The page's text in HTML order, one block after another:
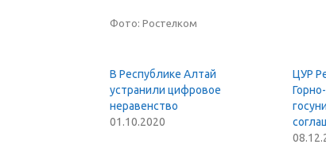
Фото: Ростелком
В Республике Алтай
устранили цифровое
неравенство
01.10.2020
ЦУР